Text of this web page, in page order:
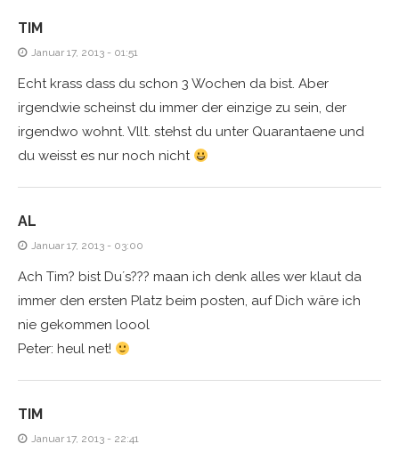
TIM
Januar 17, 2013 - 01:51
Echt krass dass du schon 3 Wochen da bist. Aber
irgendwie scheinst du immer der einzige zu sein, der
irgendwo wohnt. Vllt. stehst du unter Quarantaene und
du weisst es nur noch nicht
AL
Januar 17, 2013 - 03:00
Ach Tim? bist Du´s??? maan ich denk alles wer klaut da
immer den ersten Platz beim posten, auf Dich wäre ich
nie gekommen loool
Peter: heul net!
TIM
Januar 17, 2013 - 22:41